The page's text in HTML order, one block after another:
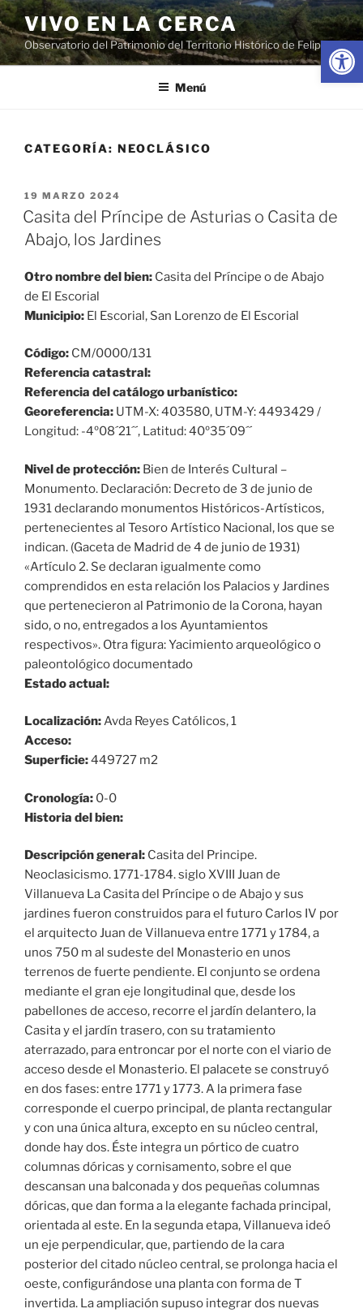
Abrir
Saltar
al
contenido
VIVO EN LA CERCA
Observatorio del Patrimonio del Territorio Histórico de Felipe II
Menú
CATEGORÍA: NEOCLÁSICO
PUBLICADO
EL
19 MARZO 2024
Casita del Príncipe de Asturias o Casita de
Abajo, los Jardines
Otro nombre del bien: Casita del Príncipe o de Abajo
de El Escorial
Municipio: El Escorial, San Lorenzo de El Escorial
Código: CM/0000/131
Referencia catastral:
Referencia del catálogo urbanístico:
Georeferencia: UTM-X: 403580, UTM-Y: 4493429 /
Longitud: -4º08´21´´, Latitud: 40º35´09´´
Nivel de protección: Bien de Interés Cultural –
Monumento. Declaración: Decreto de 3 de junio de
1931 declarando monumentos Históricos-Artísticos,
pertenecientes al Tesoro Artístico Nacional, los que se
indican. (Gaceta de Madrid de 4 de junio de 1931)
«Artículo 2. Se declaran igualmente como
comprendidos en esta relación los Palacios y Jardines
que pertenecieron al Patrimonio de la Corona, hayan
sido, o no, entregados a los Ayuntamientos
respectivos». Otra figura: Yacimiento arqueológico o
paleontológico documentado
Estado actual:
Localización:Avda Reyes Católicos, 1
Acceso:
Superficie:449727 m2
Cronología: 0-0
Historia del bien:
Descripción general: Casita del Principe.
Neoclasicismo. 1771-1784. siglo XVIII Juan de
Villanueva La Casita del Príncipe o de Abajo y sus
jardines fueron construidos para el futuro Carlos IV por
el arquitecto Juan de Villanueva entre 1771 y 1784, a
unos 750 m al sudeste del Monasterio en unos
terrenos de fuerte pendiente. El conjunto se ordena
mediante el gran eje longitudinal que, desde los
pabellones de acceso, recorre el jardín delantero, la
Casita y el jardín trasero, con su tratamiento
aterrazado, para entroncar por el norte con el viario de
acceso desde el Monasterio. El palacete se construyó
en dos fases: entre 1771 y 1773. A la primera fase
corresponde el cuerpo principal, de planta rectangular
y con una única altura, excepto en su núcleo central,
donde hay dos. Éste integra un pórtico de cuatro
columnas dóricas y cornisamento, sobre el que
descansan una balconada y dos pequeñas columnas
dóricas, que dan forma a la elegante fachada principal,
orientada al este. En la segunda etapa, Villanueva ideó
un eje perpendicular, que, partiendo de la cara
posterior del citado núcleo central, se prolonga hacia el
oeste, configurándose una planta con forma de T
invertida. La ampliación supuso integrar dos nuevas